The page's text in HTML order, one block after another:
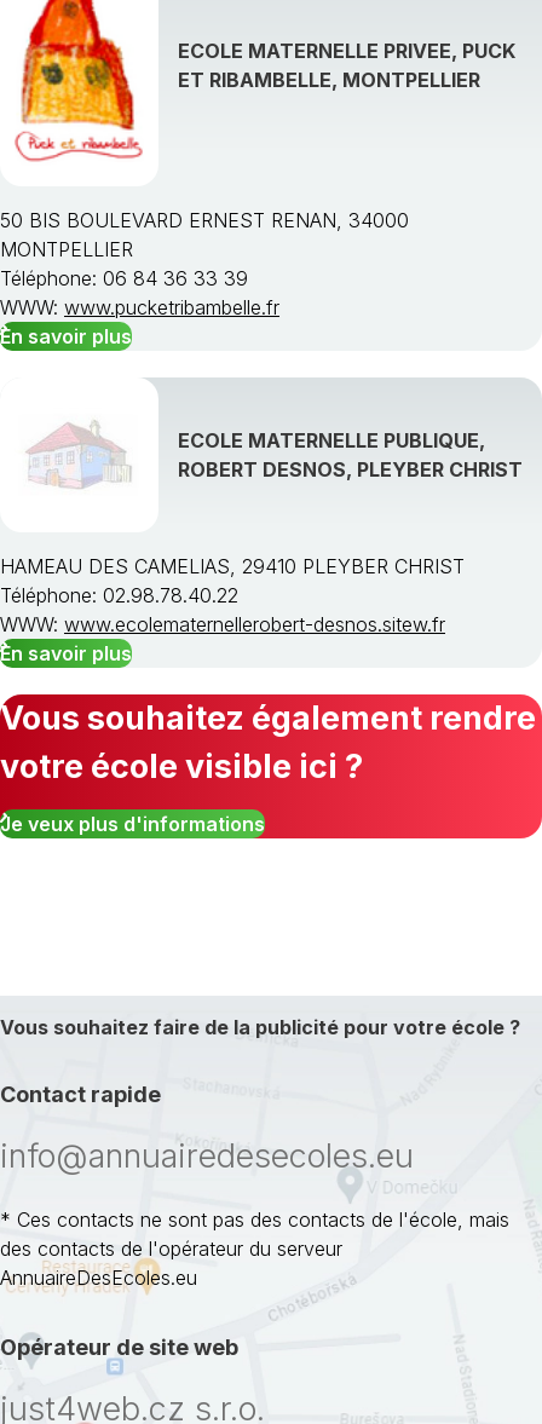
ECOLE MATERNELLE PRIVEE, PUCK
ET RIBAMBELLE, MONTPELLIER
50 BIS BOULEVARD ERNEST RENAN, 34000
MONTPELLIER
Téléphone: 06 84 36 33 39
WWW: www.pucketribambelle.fr
En savoir plus
ECOLE MATERNELLE PUBLIQUE,
ROBERT DESNOS, PLEYBER CHRIST
HAMEAU DES CAMELIAS, 29410 PLEYBER CHRIST
Téléphone: 02.98.78.40.22
WWW: www.ecolematernellerobert-desnos.sitew.fr
En savoir plus
Vous souhaitez également rendre
votre école visible ici ?
Je veux plus d'informations
Vous souhaitez faire de la publicité pour votre école ?
Contact rapide
info@annuairedesecoles.eu
* Ces contacts ne sont pas des contacts de l'école, mais
des contacts de l'opérateur du serveur
AnnuaireDesEcoles.eu
Opérateur de site web
just4web.cz s.r.o.